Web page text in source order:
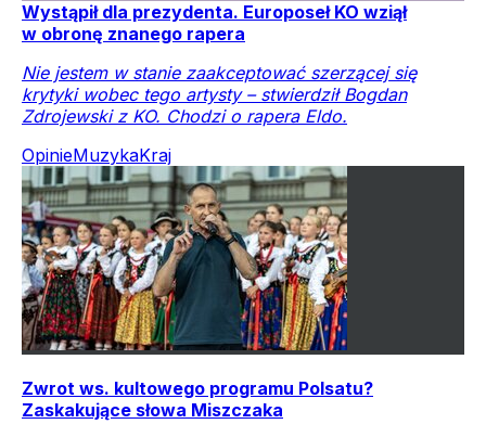
Wystąpił dla prezydenta. Europoseł KO wziął
w obronę znanego rapera
Nie jestem w stanie zaakceptować szerzącej się
krytyki wobec tego artysty – stwierdził Bogdan
Zdrojewski z KO. Chodzi o rapera Eldo.
OpinieMuzykaKraj
Zwrot ws. kultowego programu Polsatu?
Zaskakujące słowa Miszczaka